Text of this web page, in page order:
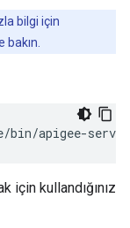
bilgi için
bakın.
bin/apigee-
için kullandığınız